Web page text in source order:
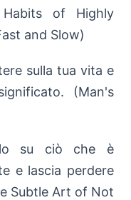
of Highly
and Slow)
sulla tua vita e
(Man's
su ciò che è
e lascia perdere
Subtle Art of Not